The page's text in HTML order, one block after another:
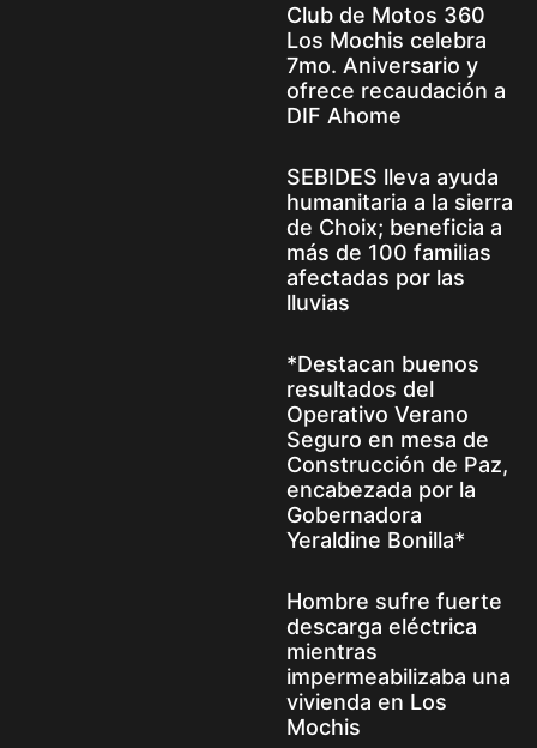
Club de Motos 360
Los Mochis celebra
7mo. Aniversario y
ofrece recaudación a
DIF Ahome
SEBIDES lleva ayuda
humanitaria a la sierra
de Choix; beneficia a
más de 100 familias
afectadas por las
lluvias
*Destacan buenos
resultados del
Operativo Verano
Seguro en mesa de
Construcción de Paz,
encabezada por la
Gobernadora
Yeraldine Bonilla*
Hombre sufre fuerte
descarga eléctrica
mientras
impermeabilizaba una
vivienda en Los
Mochis